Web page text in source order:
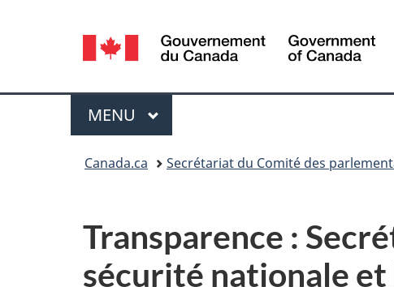
Sélection
de
la
langue
Menu
MENU PRINCIPAL
Canada.ca Secrétariat du Comité des
Transparence :
sécurité nationale